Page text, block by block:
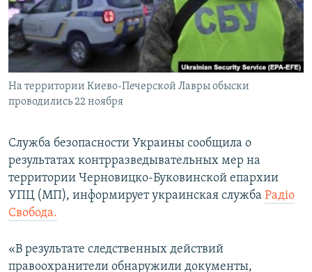
КРЫМ.НЕПОКОРЕННЫЙ
ELIFBE
УКРАИНСКАЯ ПРОБЛЕМА КРЫМА
Все сайты RFE/RL
На территории Киево-Печерской Лавры обыски
проводились 22 ноября
Служба безопасности Украины сообщила о
результатах контрразведывательных мер на
территории Черновицко-Буковинской епархии
УПЦ (МП), информирует украинская служба Радiо
Свобода.
«В результате следственных действий
правоохранители обнаружили документы,